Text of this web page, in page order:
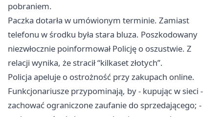
pobraniem.
Paczka dotarła w umówionym terminie. Zamiast
telefonu w środku była stara bluza. Poszkodowany
niezwłocznie poinformował Policję o oszustwie. Z
relacji wynika, że stracił “kilkaset złotych”.
Policja apeluje o ostrożność przy zakupach online.
Funkcjonariusze przypominają, by - kupując w sieci -
zachować ograniczone zaufanie do sprzedającego; -